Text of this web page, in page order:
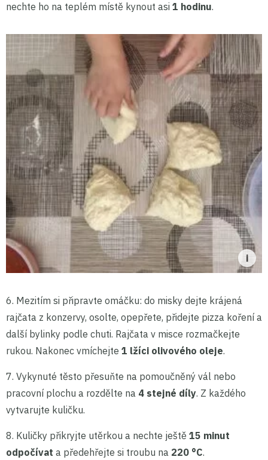
nechte ho na teplém místě kynout asi 1 hodinu.
6. Mezitím si připravte omáčku: do misky dejte krájená
rajčata z konzervy, osolte, opepřete, přidejte pizza koření a
další bylinky podle chuti. Rajčata v misce rozmačkejte
rukou. Nakonec vmíchejte 1 lžíci olivového oleje.
7. Vykynuté těsto přesuňte na pomoučněný vál nebo
pracovní plochu a rozdělte na 4 stejné díly. Z každého
vytvarujte kuličku.
8. Kuličky přikryjte utěrkou a nechte ještě 15 minut
odpočívat a předehřejte si troubu na 220 °C.